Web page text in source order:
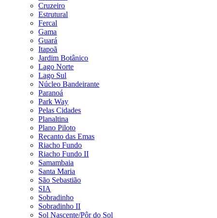
Cruzeiro
Estrutural
Fercal
Gama
Guará
Itapoã
Jardim Botânico
Lago Norte
Lago Sul
Núcleo Bandeirante
Paranoá
Park Way
Pelas Cidades
Planaltina
Plano Piloto
Recanto das Emas
Riacho Fundo
Riacho Fundo II
Samambaia
Santa Maria
São Sebastião
SIA
Sobradinho
Sobradinho II
Sol Nascente/Pôr do Sol